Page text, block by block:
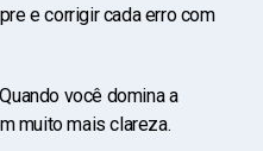
e corrigir cada erro com
você domina a
muito mais clareza.